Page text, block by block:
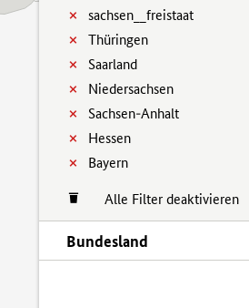
sachsen__freistaat
Thüringen
Saarland
Niedersachsen
Sachsen-Anhalt
Hessen
Bayern
Alle Filter deaktivieren
Bundesland